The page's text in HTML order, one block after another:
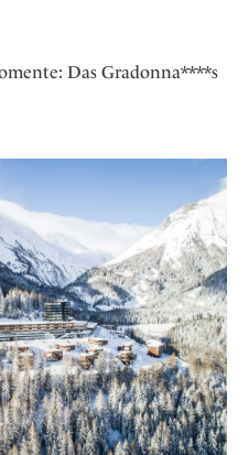
Das Gradonna****s